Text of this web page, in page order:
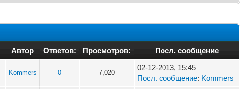
Автор Ответов: Просмотров: Посл. сообщение
Kommers 0 7,020
02-12-2013, 15:45
Посл. сообщение: Kommers